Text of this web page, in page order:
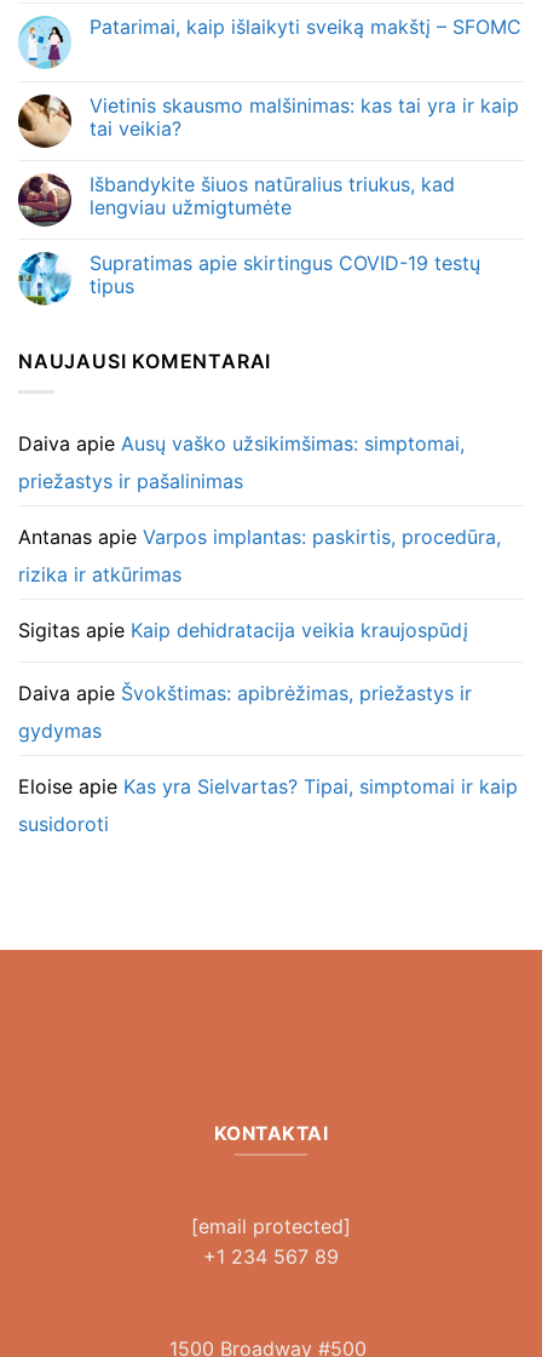
Patarimai, kaip išlaikyti sveiką makštį – SFOMC
Vietinis skausmo malšinimas: kas tai yra ir kaip
tai veikia?
Išbandykite šiuos natūralius triukus, kad
lengviau užmigtumėte
Supratimas apie skirtingus COVID-19 testų
tipus
NAUJAUSI KOMENTARAI
Daiva apie Ausų vaško užsikimšimas: simptomai,
priežastys ir pašalinimas
Antanas apie Varpos implantas: paskirtis, procedūra,
rizika ir atkūrimas
Sigitas apie Kaip dehidratacija veikia kraujospūdį
Daiva apie Švokštimas: apibrėžimas, priežastys ir
gydymas
Eloise apie Kas yra Sielvartas? Tipai, simptomai ir kaip
susidoroti
KONTAKTAI
[email protected]
+1 234 567 89
1500 Broadway #500